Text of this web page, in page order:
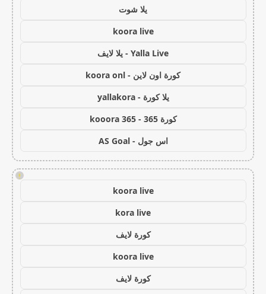
يلا شوت
koora live
Yalla Live - يلا لايف
كورة اون لاين - koora onl
يلا كورة - yallakora
كورة 365 - kooora 365
اس جول - AS Goal
!
koora live
kora live
كورة لايف
koora live
كورة لايف